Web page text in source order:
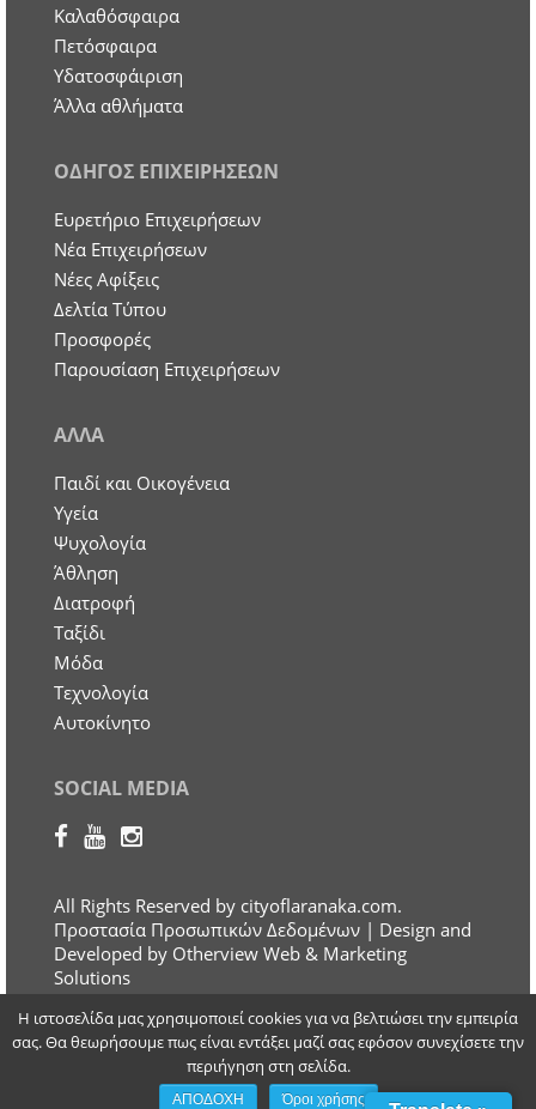
Καλαθόσφαιρα
Πετόσφαιρα
Υδατοσφάιριση
Άλλα αθλήματα
ΟΔΗΓΟΣ ΕΠΙΧΕΙΡΗΣΕΩΝ
Ευρετήριο Επιχειρήσεων
Nέα Επιχειρήσεων
Νέες Αφίξεις
Δελτία Τύπου
Προσφορές
Παρουσίαση Επιχειρήσεων
ΑΛΛΑ
Παιδί και Οικογένεια
Υγεία
Ψυχολογία
Άθληση
Διατροφή
Ταξίδι
Μόδα
Τεχνολογία
Αυτοκίνητο
SOCIAL MEDIA
All Rights Reserved by cityoflaranaka.com.
Προστασία Προσωπικών Δεδομένων | Design and
Developed by Otherview Web & Marketing
Solutions
Η ιστοσελίδα μας χρησιμοποιεί cookies για να βελτιώσει την εμπειρία
σας. Θα θεωρήσουμε πως είναι εντάξει μαζί σας εφόσον συνεχίσετε την
περιήγηση στη σελίδα.
ΑΠΟΔΟΧΗ Όροι χρήσης